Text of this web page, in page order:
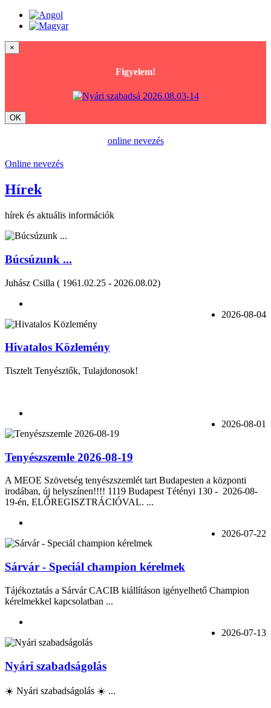
×
Figyelem!
OK
online nevezés
Online nevezés
Hírek
hírek és aktuális információk
Búcsúzunk ...
Juhász Csilla ( 1961.02.25 - 2026.08.02)
2026-08-04
Hivatalos Közlemény
Tisztelt Tenyésztők, Tulajdonosok!
2026-08-01
Tenyészszemle 2026-08-19
A MEOE Szövetség tenyészszemlét tart Budapesten a központi
irodában, új helyszínen!!!! 1119 Budapest Tétényi 130 - 2026-08-
19-én, ELŐREGISZTRÁCIÓVAL. ...
2026-07-22
Sárvár - Speciál champion kérelmek
Tájékoztatás a Sárvár CACIB kiállításon igényelhető Champion
kérelmekkel kapcsolatban ...
2026-07-13
Nyári szabadságolás
☀️ Nyári szabadságolás ☀️ ...